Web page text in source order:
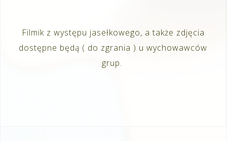
Filmik z występu jasełkowego, a także zdjęcia
dostępne będą ( do zgrania ) u wychowawców
grup.